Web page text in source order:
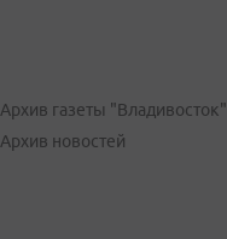
Архив газеты "Владивосток"
Архив новостей